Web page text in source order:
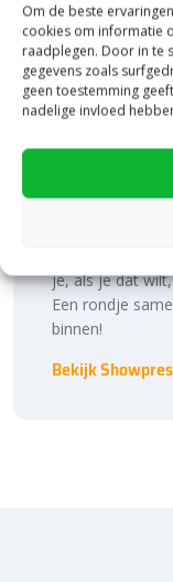
Om de beste
cookies om informatie
raadplegen. Door in te
gegevens zoals
geen toestemming
nadelige invloed
inspiratie
binnen én
je, als je dat
Een rondje
binnen!
Bekijk